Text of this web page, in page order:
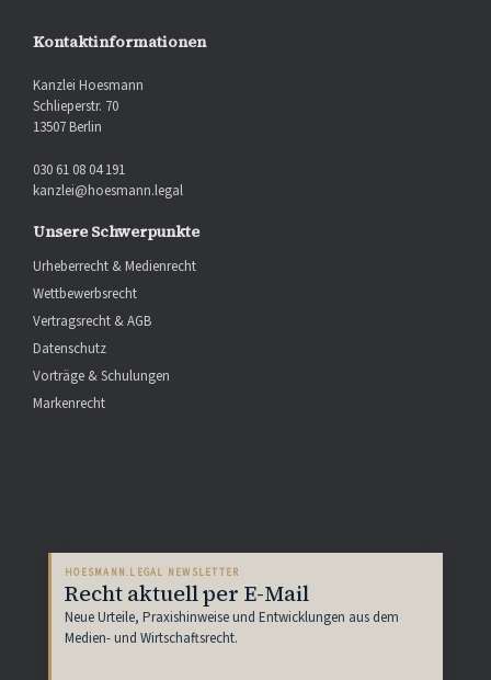
Kontaktinformationen
Kanzlei Hoesmann
Schlieperstr. 70
13507 Berlin
030 61 08 04 191
kanzlei@hoesmann.legal
Unsere Schwerpunkte
Urheberrecht & Medienrecht
Wettbewerbsrecht
Vertragsrecht & AGB
Datenschutz
Vorträge & Schulungen
Markenrecht
HOESMANN.LEGAL NEWSLETTER
Recht aktuell per E-Mail
Neue Urteile, Praxishinweise und Entwicklungen aus dem
Medien- und Wirtschaftsrecht.